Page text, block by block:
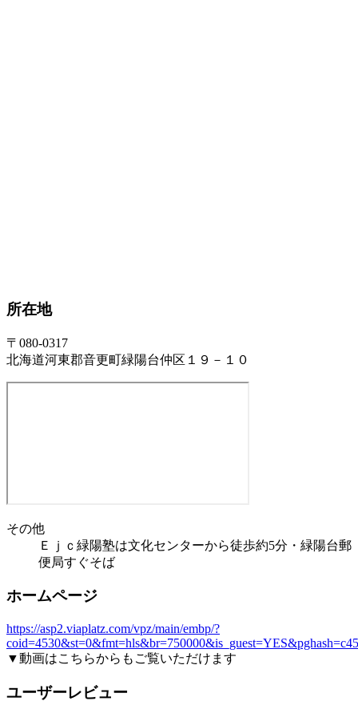
所在地
〒080-0317
北海道河東郡音更町緑陽台仲区１９－１０
その他
Ｅｊｃ緑陽塾は文化センターから徒歩約5分・緑陽台郵
便局すぐそば
ホームページ
https://asp2.viaplatz.com/vpz/main/embp/?
▼動画はこちらからもご覧いただけます
ユーザーレビュー